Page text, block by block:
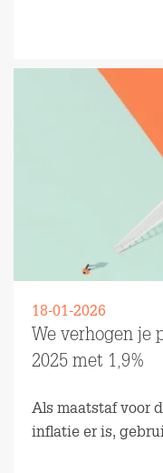
We verhogen je
2025 met 1,9%
18-01-2026
Als maatstaf voor
inflatie er is,